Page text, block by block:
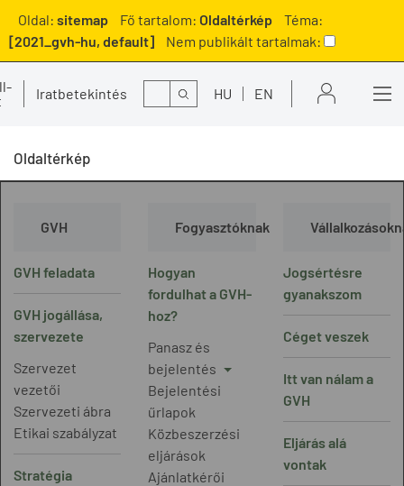
Oldal: sitemap Fő tartalom: Oldaltérkép
Téma:
[2021_gvh-hu, default]
Nem publikált tartalmak:
Iratbetekintés Kereső HU EN
Oldaltérkép
GVH
GVH feladata
GVH jogállása,
szervezete
Szervezet
vezetői
Szervezeti ábra
Etikai szabályzat
Stratégia
Fogyasztóknak
Hogyan
fordulhat a GVH-
hoz?
Panasz és
bejelentés
Bejelentési
űrlapok
Közbeszerzési
eljárások
Ajánlatkérői
Jogsértésre
gyanakszom
Céget veszek
Itt van nálam a
GVH
Eljárás alá
vontak